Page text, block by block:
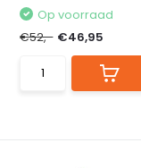
Op voorraad
€52,- €46,95